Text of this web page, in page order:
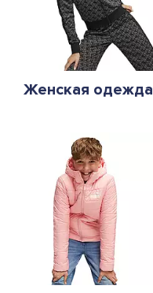
Женская одежда